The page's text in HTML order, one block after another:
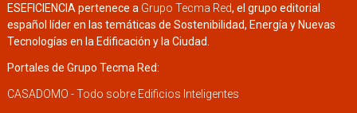
ESEFICIENCIA pertenece a Grupo Tecma Red, el grupo editorial
español líder en las temáticas de Sostenibilidad, Energía y Nuevas
Tecnologías en la Edificación y la Ciudad.
Portales de Grupo Tecma Red:
CASADOMO - Todo sobre Edificios Inteligentes